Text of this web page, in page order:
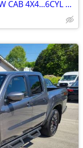
2024 NISSAN FRONTIER PRO-4X CREW CAB 4X4...6CYL AUTO...17000 MILES..